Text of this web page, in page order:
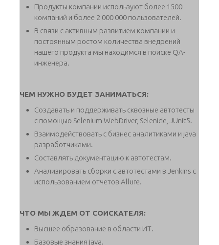
Продукты компании используют более 1500
компаний и более 2 000 000 пользователей.
В связи с активным развитием компании и
постоянным ростом количества внедрений
нашего продукта мы находимся в поиске QA-
инженера.
ЧЕМ НУЖНО БУДЕТ ЗАНИМАТЬСЯ:
Создавать и поддерживать сквозные автотесты
с помощью Selenium WebDriver, Selenide, JUnit5.
Взаимодействовать с бизнес аналитиками и java
разработчиками.
Составлять документацию к автотестам.
Анализировать сборки с автотестами в Jenkins с
использованием отчетов Allure.
ЧТО МЫ ЖДЕМ ОТ СОИСКАТЕЛЯ:
Высшее образование в области ИТ.
Базовые знания java.